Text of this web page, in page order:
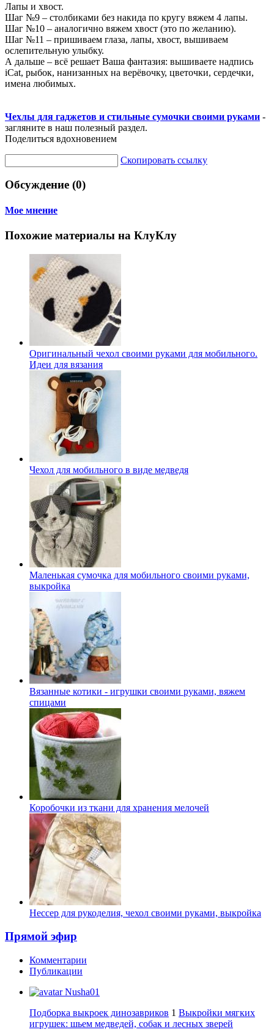
Лапы и хвост.
Шаг №9 – столбиками без накида по кругу вяжем 4 лапы.
Шаг №10 – аналогично вяжем хвост (это по желанию).
Шаг №11 – пришиваем глаза, лапы, хвост, вышиваем
ослепительную улыбку.
А дальше – всё решает Ваша фантазия: вышиваете надпись
iCat, рыбок, нанизанных на верёвочку, цветочки, сердечки,
имена любимых.
Чехлы для гаджетов и стильные сумочки своими руками -
загляните в наш полезный раздел.
Поделиться вдохновением
Скопировать ссылку
Обсуждение (0)
Мое мнение
Похожие материалы на КлуКлу
Оригинальный чехол своими руками для мобильного.
Идеи для вязания
Чехол для мобильного в виде медведя
Маленькая сумочка для мобильного своими руками,
выкройка
Вязанные котики - игрушки своими руками, вяжем
спицами
Коробочки из ткани для хранения мелочей
Нессер для рукоделия, чехол своими руками, выкройка
Прямой эфир
Комментарии
Публикации
Nusha01
Подборка выкроек динозавриков 1 Выкройки мягких
игрушек: шьем медведей, собак и лесных зверей